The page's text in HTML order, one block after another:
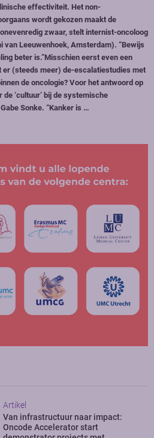
effectiviteit. Het non-
wordt gekozen maakt de
zwaar, stelt internist-oncoloog
van Leeuwenhoek, Amsterdam). “Bewijs
beter is.”Misschien eerst even een
er (steeds meer) de-escalatiestudies met
de oncologie? Voor het antwoord op
‘cultuur’ bij de systemische
Sonke. “Kanker is …
Artikel
Van infrastructuur naar impact:
Oncode Accelerator start